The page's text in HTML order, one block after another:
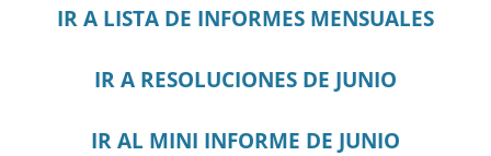
IR A LISTA DE INFORMES MENSUALES
IR A RESOLUCIONES DE JUNIO
IR AL MINI INFORME DE JUNIO